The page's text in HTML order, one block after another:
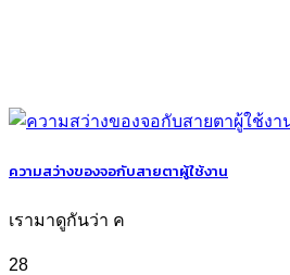
ความสว่างของจอกับสายตาผู้ใช้งาน
เรามาดูกันว่า ค
28